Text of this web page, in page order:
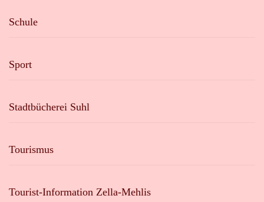
Schule
Sport
Stadtbücherei Suhl
Tourismus
Tourist-Information Zella-Mehlis